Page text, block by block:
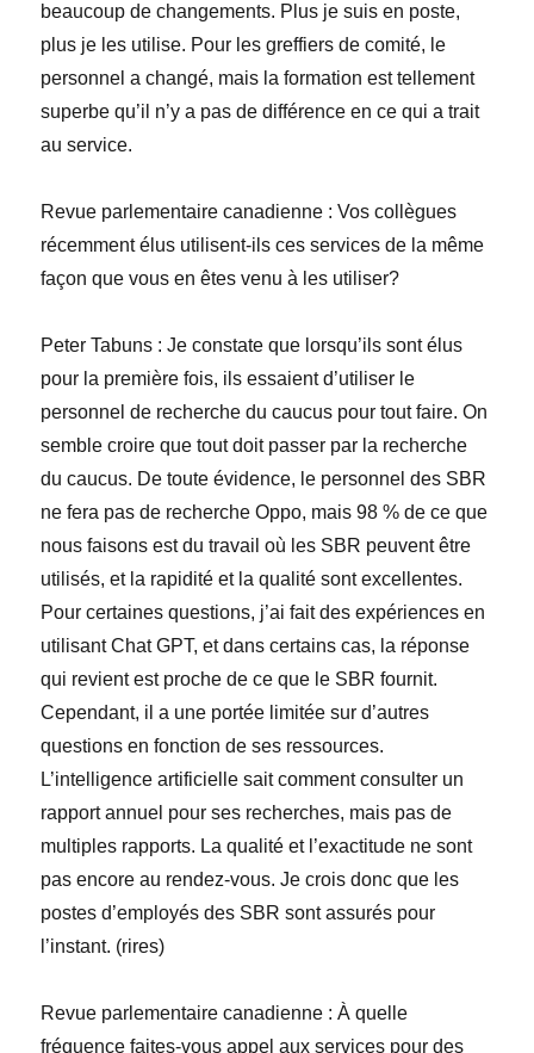
beaucoup de changements. Plus je suis en poste,
plus je les utilise. Pour les greffiers de comité, le
personnel a changé, mais la formation est tellement
superbe qu’il n’y a pas de différence en ce qui a trait
au service.
Revue parlementaire canadienne : Vos collègues
récemment élus utilisent-ils ces services de la même
façon que vous en êtes venu à les utiliser?
Peter Tabuns : Je constate que lorsqu’ils sont élus
pour la première fois, ils essaient d’utiliser le
personnel de recherche du caucus pour tout faire. On
semble croire que tout doit passer par la recherche
du caucus. De toute évidence, le personnel des SBR
ne fera pas de recherche Oppo, mais 98 % de ce que
nous faisons est du travail où les SBR peuvent être
utilisés, et la rapidité et la qualité sont excellentes.
Pour certaines questions, j’ai fait des expériences en
utilisant Chat GPT, et dans certains cas, la réponse
qui revient est proche de ce que le SBR fournit.
Cependant, il a une portée limitée sur d’autres
questions en fonction de ses ressources.
L’intelligence artificielle sait comment consulter un
rapport annuel pour ses recherches, mais pas de
multiples rapports. La qualité et l’exactitude ne sont
pas encore au rendez-vous. Je crois donc que les
postes d’employés des SBR sont assurés pour
l’instant. (rires)
Revue parlementaire canadienne : À quelle
fréquence faites-vous appel aux services pour des